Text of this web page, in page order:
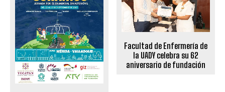
Facultad de Enfermería de
la UADY celebra su 62
aniversario de fundación